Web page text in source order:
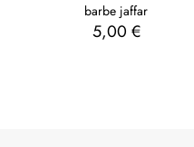
barbe jaffar
5,00 €